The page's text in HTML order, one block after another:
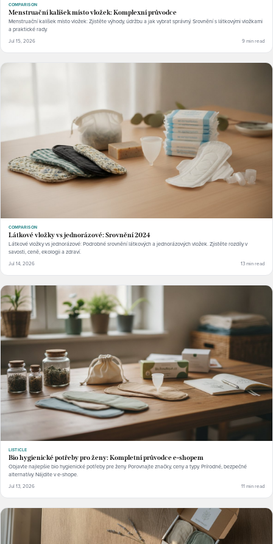
COMPARISON
Menstruační kalíšek místo vložek: Komplexní průvodce
Menstruační kalíšek místo vložek: Zjistěte výhody, údržbu a jak vybrat správný. Srovnění s látkovými vložkami
a praktické rady.
Jul 15, 2026 9 min read
COMPARISON
Látkové vložky vs jednorázové: Srovnění 2024
Látkové vložky vs jednorázové: Podrobné srovnění látkových a jednorázových vložek. Zjistěte rozdíly v
savosti, ceně, ekologii a zdraví.
Jul 14, 2026 13 min read
LISTICLE
Bio hygienické potřeby pro ženy: Kompletní průvodce e-shopem
Objavte najlepšie bio hygienické potřeby pre ženy. Porovnajte značky, ceny a typy. Prírodné, bezpečné
alternatívy. Nájdite v e-shope.
Jul 13, 2026 11 min read